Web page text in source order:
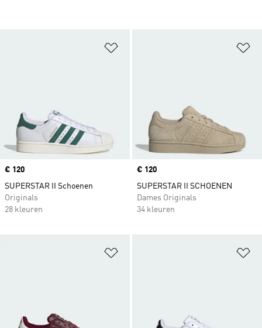
Price
€ 120
SUPERSTAR II Schoenen
Originals
28 kleuren
Price
€ 120
SUPERSTAR II SCHOENEN
Dames Originals
34 kleuren